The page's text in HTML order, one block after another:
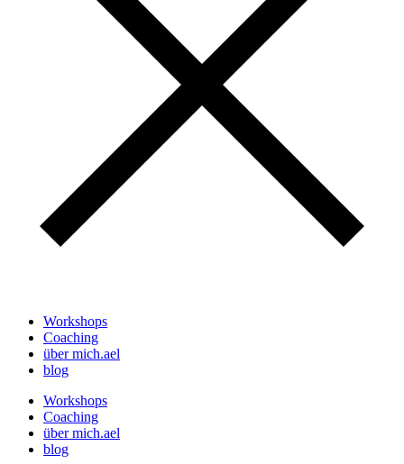
Workshops
Coaching
über mich.ael
blog
Workshops
Coaching
über mich.ael
blog